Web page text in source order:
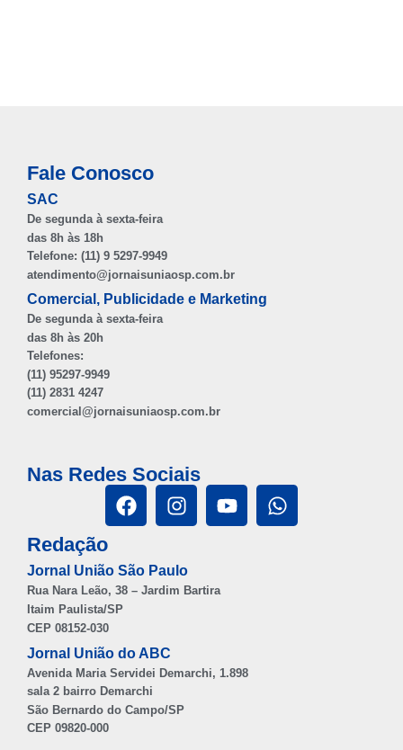
Fale Conosco
SAC
De segunda à sexta-feira
das 8h às 18h
Telefone: (11) 9 5297-9949
atendimento@jornaisuniaosp.com.br
Comercial, Publicidade e Marketing
De segunda à sexta-feira
das 8h às 20h
Telefones:
(11) 95297-9949
(11) 2831 4247
comercial@jornaisuniaosp.com.br
Nas Redes Sociais
Redação
Jornal União São Paulo
Rua Nara Leão, 38 – Jardim Bartira
Itaim Paulista/SP
CEP 08152-030
Jornal União do ABC
Avenida Maria Servidei Demarchi, 1.898
sala 2 bairro Demarchi
São Bernardo do Campo/SP
CEP 09820-000